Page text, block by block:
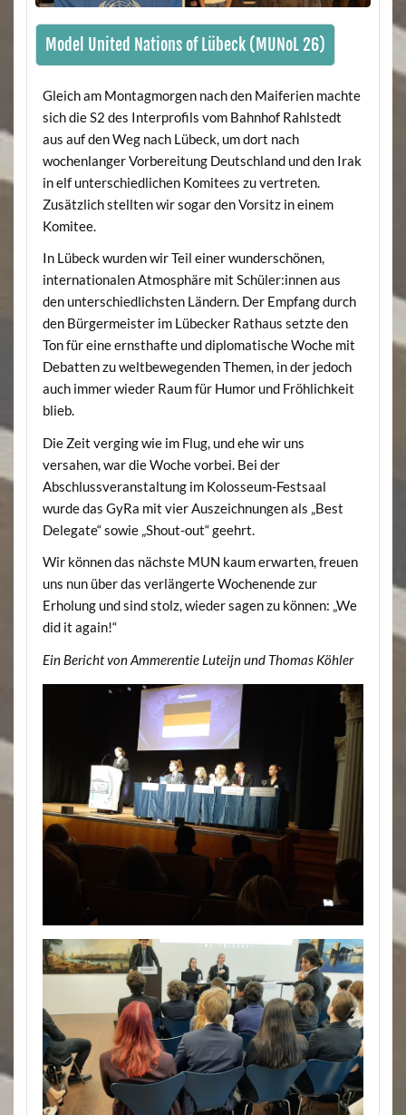
Model United Nations of Lübeck (MUNoL 26)
Gleich am Montagmorgen nach den Maiferien machte
sich die S2 des Interprofils vom Bahnhof Rahlstedt
aus auf den Weg nach Lübeck, um dort nach
wochenlanger Vorbereitung Deutschland und den Irak
in elf unterschiedlichen Komitees zu vertreten.
Zusätzlich stellten wir sogar den Vorsitz in einem
Komitee.
In Lübeck wurden wir Teil einer wunderschönen,
internationalen Atmosphäre mit Schüler:innen aus
den unterschiedlichsten Ländern. Der Empfang durch
den Bürgermeister im Lübecker Rathaus setzte den
Ton für eine ernsthafte und diplomatische Woche mit
Debatten zu weltbewegenden Themen, in der jedoch
auch immer wieder Raum für Humor und Fröhlichkeit
blieb.
Die Zeit verging wie im Flug, und ehe wir uns
versahen, war die Woche vorbei. Bei der
Abschlussveranstaltung im Kolosseum-Festsaal
wurde das GyRa mit vier Auszeichnungen als „Best
Delegate“ sowie „Shout-out“ geehrt.
Wir können das nächste MUN kaum erwarten, freuen
uns nun über das verlängerte Wochenende zur
Erholung und sind stolz, wieder sagen zu können: „We
did it again!“
Ein Bericht von Ammerentie Luteijn und Thomas Köhler